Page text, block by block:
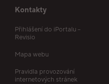
Kontakty
Přihlášení do iPortalu –
Revisio
Mapa webu
Pravidla provozování
internetových stránek